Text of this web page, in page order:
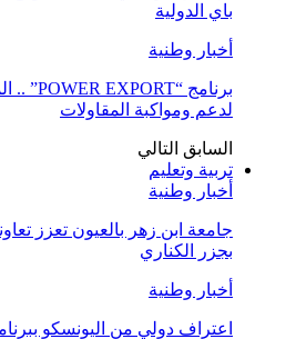
باي الدولية
أخبار وطنية
لدعم ومواكبة المقاولات
السابق التالي
تربية وتعليم
أخبار وطنية
جامعة ابن زهر بالعيون تعزز
بجزر الكناري
أخبار وطنية
اعتراف دولي من اليونسكو